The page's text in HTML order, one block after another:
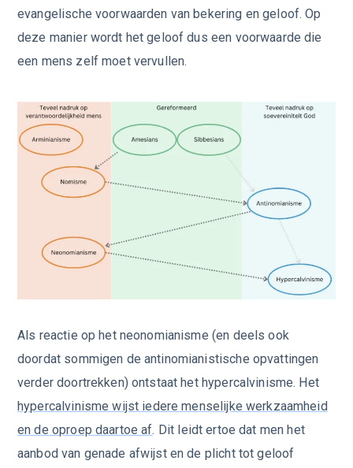
evangelische voorwaarden van bekering en geloof. Op
deze manier wordt het geloof dus een voorwaarde die
een mens zelf moet vervullen.
Als reactie op het neonomianisme (en deels ook
doordat sommigen de antinomianistische opvattingen
verder doortrekken) ontstaat het hypercalvinisme. Het
hypercalvinisme wijst iedere menselijke werkzaamheid
en de oproep daartoe af. Dit leidt ertoe dat men het
aanbod van genade afwijst en de plicht tot geloof